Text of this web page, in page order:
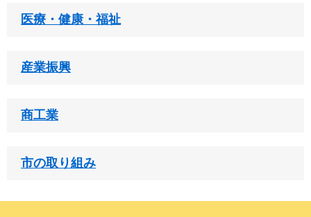
医療・健康・福祉
産業振興
商工業
市の取り組み